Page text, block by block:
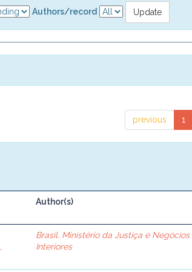
Authors/record
previous 1
Author(s)
Brasil. Ministério da Justiça e Negócios
Interiores